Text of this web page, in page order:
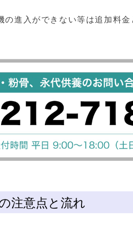
進入ができない等は追加料金
注意点と流れ